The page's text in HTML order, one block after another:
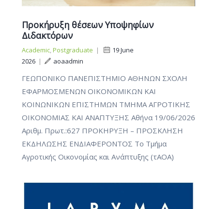
Προκήρυξη θέσεων Υποψηφίων
Διδακτόρων
Academic Postgraduate |
19 June
2026 | aoaadmin
ΓΕΩΠΟΝΙΚΟ ΠΑΝΕΠΙΣΤΗΜΙΟ ΑΘΗΝΩΝ ΣΧΟΛΗ
ΕΦΑΡΜΟΣΜΕΝΩΝ ΟΙΚΟΝΟΜΙΚΩΝ ΚΑΙ
ΚΟΙΝΩΝΙΚΩΝ ΕΠΙΣΤΗΜΩΝ ΤΜΗΜΑ ΑΓΡΟΤΙΚΗΣ
ΟΙΚΟΝΟΜΙΑΣ ΚΑΙ ΑΝΑΠΤΥΞΗΣ Αθήνα 19/06/2026
Αριθμ. Πρωτ.:627 ΠΡΟΚΗΡΥΞΗ – ΠΡΟΣΚΛΗΣΗ
ΕΚΔΗΛΩΣΗΣ ΕΝΔΙΑΦΕΡΟΝΤΟΣ Το Τμήμα
Αγροτικής Οικονομίας και Ανάπτυξης (τΑΟΑ)